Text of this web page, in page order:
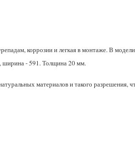
коррозии и легкая в монтаже. В
ширина - 591. Толщина 20 мм.
материалов и такого разрешения,